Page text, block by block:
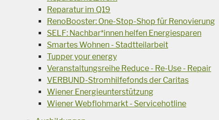
Reparatur im Q19
RenoBooster: One-Stop-Shop für Renovierung
SELF: Nachbar*innen helfen Energiesparen
Smartes Wohnen - Stadtteilarbeit
Tupper your energy
Veranstaltungsreihe Reduce - Re-Use - Repair
VERBUND-Stromhilfefonds der Caritas
Wiener Energieunterstützung
Wiener Webflohmarkt - Servicehotline